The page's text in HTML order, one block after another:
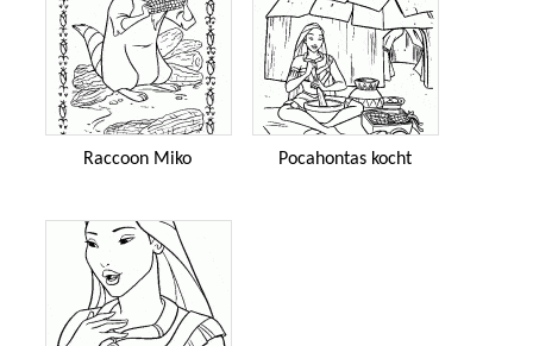
Raccoon Miko Pocahontas kocht